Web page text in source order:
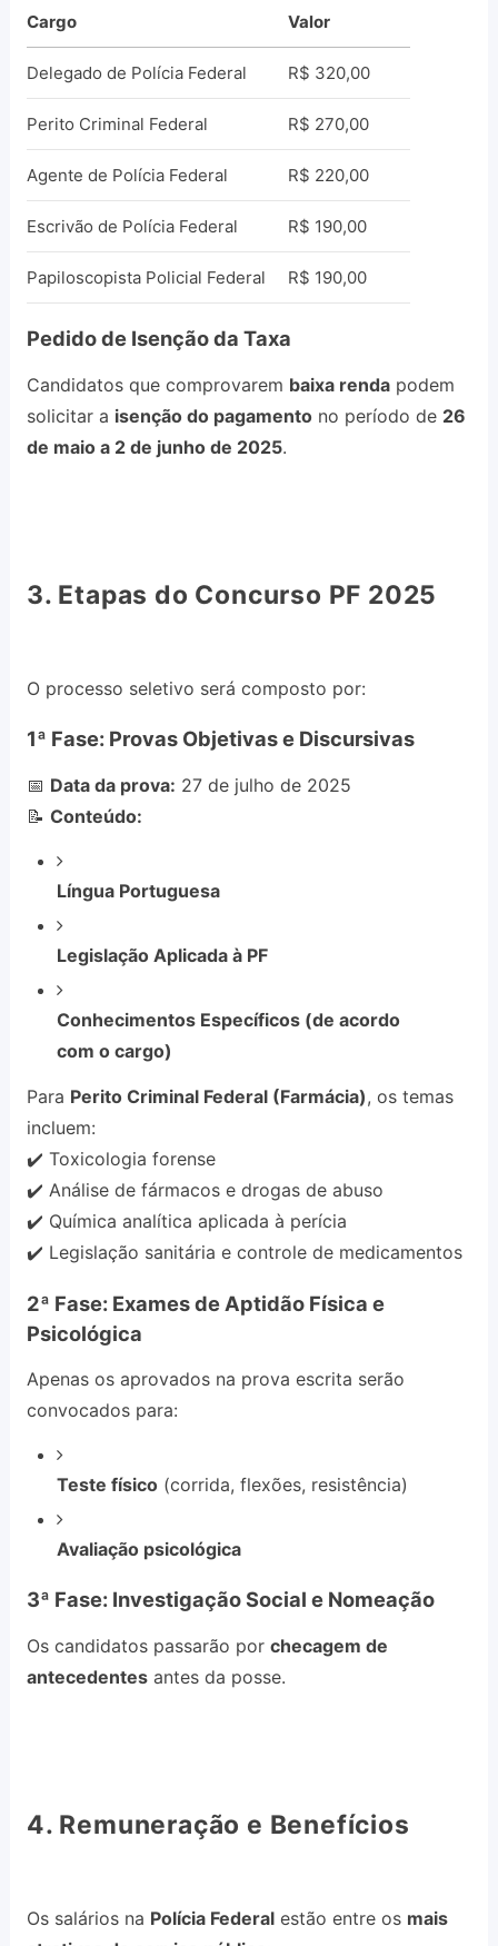
Cargo Valor
Delegado de Polícia Federal R$ 320,00
Perito Criminal Federal R$ 270,00
Agente de Polícia Federal R$ 220,00
Escrivão de Polícia Federal R$ 190,00
Papiloscopista Policial Federal R$ 190,00
Pedido de Isenção da Taxa
Candidatos que comprovarem baixa rendapodem
solicitar a isenção do pagamentono período de 26
de maio a 2 de junho de 2025.
3. Etapas do Concurso PF 2025
O processo seletivo será composto por:
1ª Fase: Provas Objetivas e Discursivas
📅 Data da prova: 27 de julho de 2025
📝 Conteúdo:
Língua Portuguesa
Legislação Aplicada à PF
Conhecimentos Específicos (de acordo
com o cargo)
Para Perito Criminal Federal (Farmácia), os temas
incluem:
✔️ Toxicologia forense
✔️ Análise de fármacos e drogas de abuso
✔️ Química analítica aplicada à perícia
✔️ Legislação sanitária e controle de medicamentos
2ª Fase: Exames de Aptidão Física e
Psicológica
Apenas os aprovados na prova escrita serão
convocados para:
Teste físico (corrida, flexões, resistência)
Avaliação psicológica
3ª Fase: Investigação Social e Nomeação
Os candidatos passarão por checagem de
antecedentesantes da posse.
4. Remuneração e Benefícios
Os salários na Polícia Federalestão entre os mais